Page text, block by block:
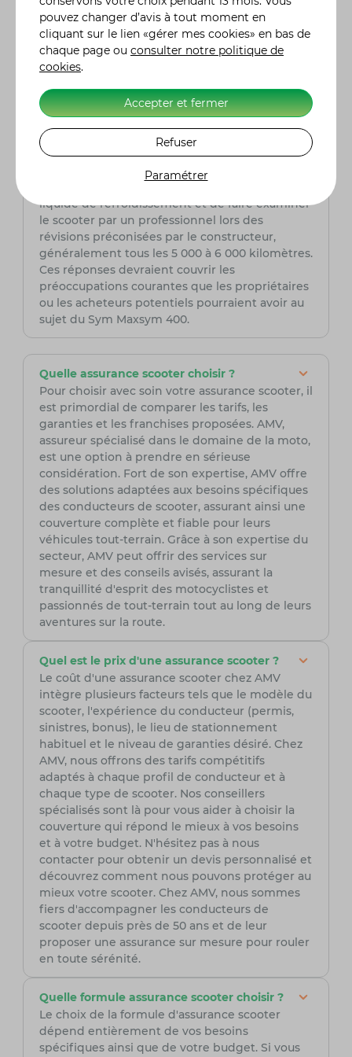
Quel est le type d'entretien régulier
recommandé pour le Sym Maxsym 400 ?
Pour maintenir le Sym Maxsym 400 en bon
état, il est recommandé de suivre un
programme d'entretien régulier. Cela inclut des
vérifications et des remplacements réguliers
de l'huile moteur, des filtres à huile et à air, ainsi
que des contrôles périodiques des freins, des
pneus et du système de transmission. Il est
liquide de refroidissement et de faire examiner
le scooter par un professionnel lors des
révisions préconisées par le constructeur,
généralement tous les 5 000 à 6 000 kilomètres.
Ces réponses devraient couvrir les
préoccupations courantes que les propriétaires
ou les acheteurs potentiels pourraient avoir au
sujet du Sym Maxsym 400.
Quelle assurance scooter choisir ?
Pour choisir avec soin votre assurance scooter, il
est primordial de comparer les tarifs, les
garanties et les franchises proposées. AMV,
assureur spécialisé dans le domaine de la moto,
est une option à prendre en sérieuse
considération. Fort de son expertise, AMV offre
des solutions adaptées aux besoins spécifiques
des conducteurs de scooter, assurant ainsi une
couverture complète et fiable pour leurs
véhicules tout-terrain. Grâce à son expertise du
secteur, AMV peut offrir des services sur
mesure et des conseils avisés, assurant la
tranquillité d'esprit des motocyclistes et
passionnés de tout-terrain tout au long de leurs
aventures sur la route.
Quel est le prix d'une assurance scooter ?
Le coût d'une assurance scooter chez AMV
intègre plusieurs facteurs tels que le modèle du
scooter, l'expérience du conducteur (permis,
sinistres, bonus), le lieu de stationnement
habituel et le niveau de garanties désiré. Chez
AMV, nous offrons des tarifs compétitifs
adaptés à chaque profil de conducteur et à
chaque type de scooter. Nos conseillers
spécialisés sont là pour vous aider à choisir la
couverture qui répond le mieux à vos besoins
et à votre budget. N'hésitez pas à nous
contacter pour obtenir un devis personnalisé et
découvrez comment nous pouvons protéger au
mieux votre scooter. Chez AMV, nous sommes
fiers d'accompagner les conducteurs de
scooter depuis près de 50 ans et de leur
proposer une assurance sur mesure pour rouler
en toute sérénité.
Quelle formule assurance scooter choisir ?
Le choix de la formule d'assurance scooter
dépend entièrement de vos besoins
spécifiques ainsi que de votre budget. Si vous
pouvez changer d’avis à tout moment en
cliquant sur le lien «gérer mes cookies» en bas de
chaque page ou consulter notre politique de
cookies.
Accepter et fermer
Refuser
Paramétrer